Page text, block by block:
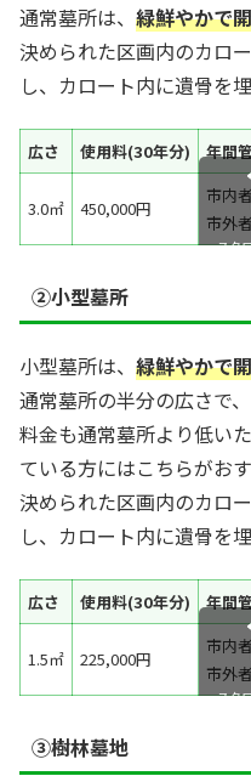
通常墓所は、 緑鮮やかで
決められた区画内のカロ
し、カロート内に遺骨を埋
広さ 使用料(30年分) 年間
3.0㎡ 450,000円
市内
市外
スク
②小型墓所
小型墓所は、 緑鮮やかで
通常墓所の半分の広さで
料金も通常墓所より低い
ている方にはこちらがおす
決められた区画内のカロ
し、カロート内に遺骨を埋
広さ 使用料(30年分) 年間
1.5㎡ 225,000円
市内
市外
スク
③樹林墓地